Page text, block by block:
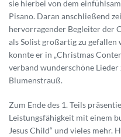
sie hierbei von dem
Pisano. Daran anschließend
hervorragender Begleiter der
als Solist großartig zu gefallen
konnte er in „Christmas
verband wunderschöne Lieder
Blumenstrauß.
Zum Ende des 1. Teils
Leistungsfähigkeit mit einem
Jesus Child“ und vieles mehr.